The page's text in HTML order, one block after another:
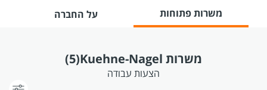
משרות פתוחות על החברה
משרות Kuehne-Nagel (5)
הצעות עבודה